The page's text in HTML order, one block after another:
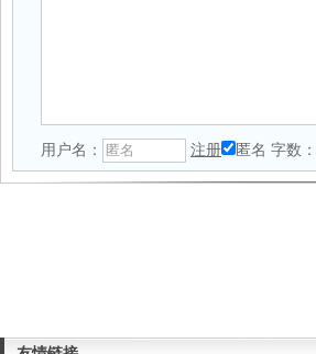
用户名： 注册 匿名 字数：